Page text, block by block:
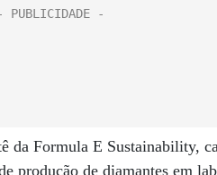
da Formula E Sustainability,
produção de diamantes em